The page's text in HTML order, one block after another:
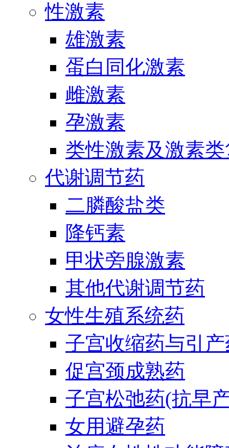
性激素
雄激素
蛋白同化激素
雌激素
孕激素
类性激素及激素
代谢调节药
二膦酸盐类
降钙素
甲状旁腺激素
其他代谢调节药
女性生殖系统药
子宫收缩药与引
促宫颈成熟药
子宫松弛药(抗早
女用避孕药